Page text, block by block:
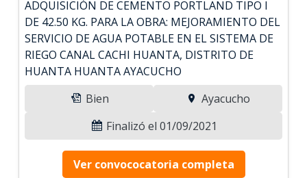
ADQUISICIÓN DE CEMENTO PORTLAND TIPO I
DE 42.50 KG. PARA LA OBRA: MEJORAMIENTO DEL
SERVICIO DE AGUA POTABLE EN EL SISTEMA DE
RIEGO CANAL CACHI HUANTA, DISTRITO DE
HUANTA HUANTA AYACUCHO
Bien
Ayacucho
Finalizó el 01/09/2021
Ver convococatoria completa